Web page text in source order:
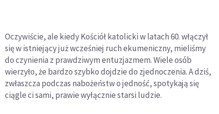
Oczywiście, ale kiedy Kościół katolicki w latach 60. włączył
się w istniejący już wcześniej ruch ekumeniczny, mieliśmy
do czynienia z prawdziwym entuzjazmem. Wiele osób
wierzyło, że bardzo szybko dojdzie do zjednoczenia. A dziś,
zwłaszcza podczas nabożeństw o jedność, spotykają się
ciągle ci sami, prawie wyłącznie starsi ludzie.